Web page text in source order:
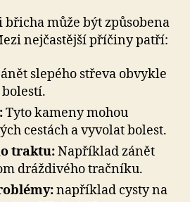
břicha může být způsobena
nejčastější příčiny patří:
slepého střeva obvykle
Tyto kameny mohou
cestách a vyvolat bolest.
traktu:Například zánět
dráždivého tračníku.
například cysty na